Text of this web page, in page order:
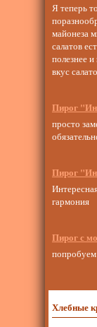
Я теперь
майонеза
салатов
полезнее
вкус
Пирог
просто
Пирог
гармония
Пирог с
Хлебные